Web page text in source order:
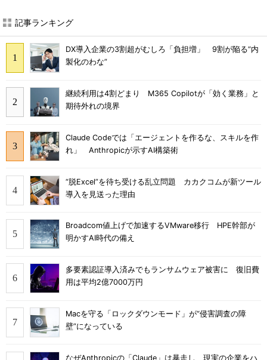
記事ランキング
DX導入企業の3割超がむしろ「負担増」 9割が陥る“内
製化のわな”
継続利用は4割どまり M365 Copilotが「効く業務」と
期待外れの境界
Claude Codeでは「エージェントを作るな、スキルを作
れ」 Anthropicが示すAI構築術
“脱Excel”を待ち受ける乱立問題 カカクコムが新ツール
導入を見送った理由
Broadcom値上げで加速するVMware移行 HPE幹部が
明かすAI時代の備え
多要素認証導入済みでもランサムウェア被害に 復旧費
用は平均2億7000万円
Macを守る「ロックダウンモード」が“侵害調査の障
壁”になっている
なぜAnthropicの「Claude」は暴走し、現実の企業をハ